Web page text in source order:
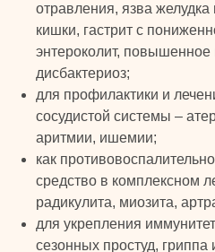
отравления, язва
кишки, гастрит с
энтероколит, повышенное
дисбактериоз;
для профилактики и
сосудистой системы –
аритмии, ишемии;
как
средство в комплексном
радикулита, миозита,
для укрепления
сезонных простуд,